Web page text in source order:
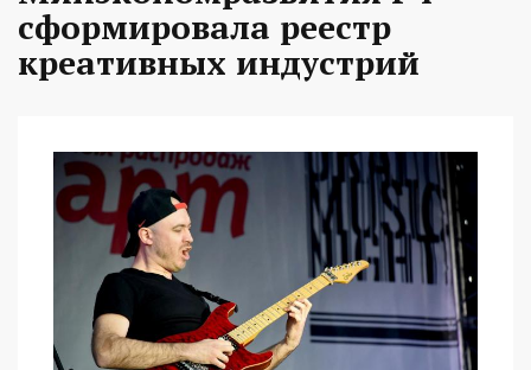
сформировала реестр
креативных индустрий